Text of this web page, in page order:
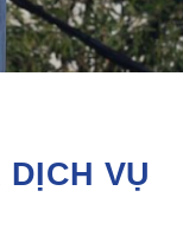
VỤ